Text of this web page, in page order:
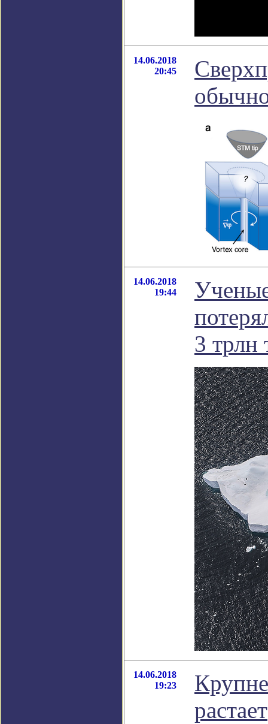
14.06.2018
20:45
14.06.2018
19:44
3 трлн
14.06.2018
19:23
растает